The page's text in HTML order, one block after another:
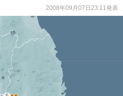
2008年09月07日23:11発表